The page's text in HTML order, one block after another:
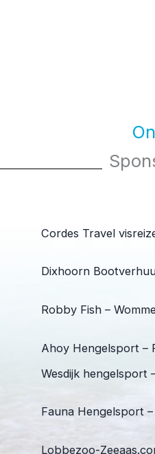
Cordes Travel
Dixhoorn
Robby Fish –
Ahoy Hengelsport –
Wesdijk hengelsport
Fauna Hengelsport
Lobbezoo-